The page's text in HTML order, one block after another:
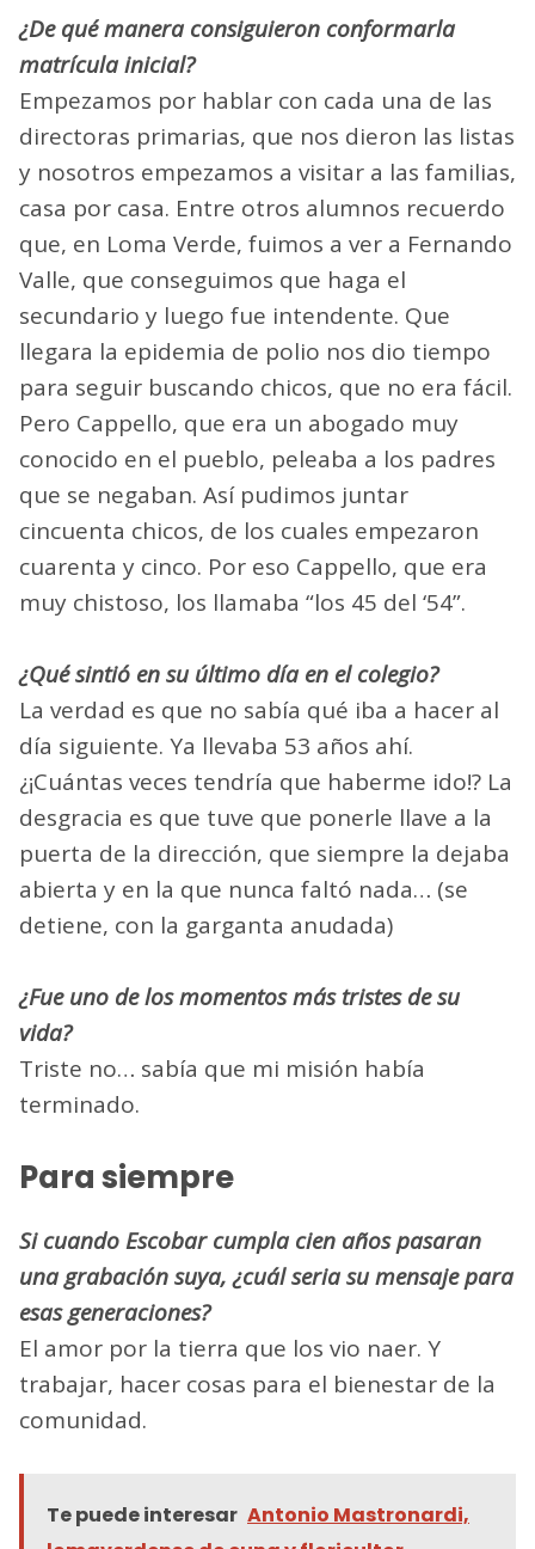
¿De qué manera consiguieron conformarla
matrícula inicial?
Empezamos por hablar con cada una de las
directoras primarias, que nos dieron las listas
y nosotros empezamos a visitar a las familias,
casa por casa. Entre otros alumnos recuerdo
que, en Loma Verde, fuimos a ver a Fernando
Valle, que conseguimos que haga el
secundario y luego fue intendente. Que
llegara la epidemia de polio nos dio tiempo
para seguir buscando chicos, que no era fácil.
Pero Cappello, que era un abogado muy
conocido en el pueblo, peleaba a los padres
que se negaban. Así pudimos juntar
cincuenta chicos, de los cuales empezaron
cuarenta y cinco. Por eso Cappello, que era
muy chistoso, los llamaba “los 45 del ‘54”.
¿Qué sintió en su último día en el colegio?
La verdad es que no sabía qué iba a hacer al
día siguiente. Ya llevaba 53 años ahí.
¿¡Cuántas veces tendría que haberme ido!? La
desgracia es que tuve que ponerle llave a la
puerta de la dirección, que siempre la dejaba
abierta y en la que nunca faltó nada… (se
detiene, con la garganta anudada)
¿Fue uno de los momentos más tristes de su
vida?
Triste no… sabía que mi misión había
terminado.
Para siempre
Si cuando Escobar cumpla cien años pasaran
una grabación suya, ¿cuál seria su mensaje para
esas generaciones?
El amor por la tierra que los vio na­er. Y
trabajar, hacer cosas para el bienestar de la
comunidad.
Te puede interesar Antonio Mastronardi,